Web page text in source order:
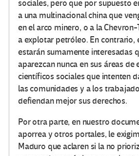
sociales, pero que por supuesto
a una multinacional china que
en el arco minero, o a la
a explotar petróleo. En contrario,
estarán sumamente interesadas
aparezcan nunca en sus áreas de
científicos sociales que intenten
las comunidades y a los
defiendan mejor sus derechos.
Por otra parte, en nuestro
aporrea y otros portales, le
Maduro que aclaren si la no